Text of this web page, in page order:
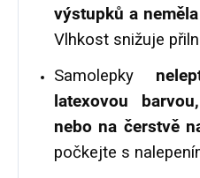
výstupků a
Vlhkost snižuje
Samolepky
latexovou
nebo na čerstvě
počkejte s